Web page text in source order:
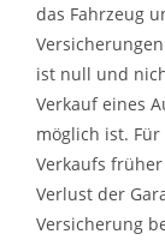
das Fahrzeug
ist null und
Verkauf eines
möglich ist.
Verkaufs
Verlust der
Versicherung